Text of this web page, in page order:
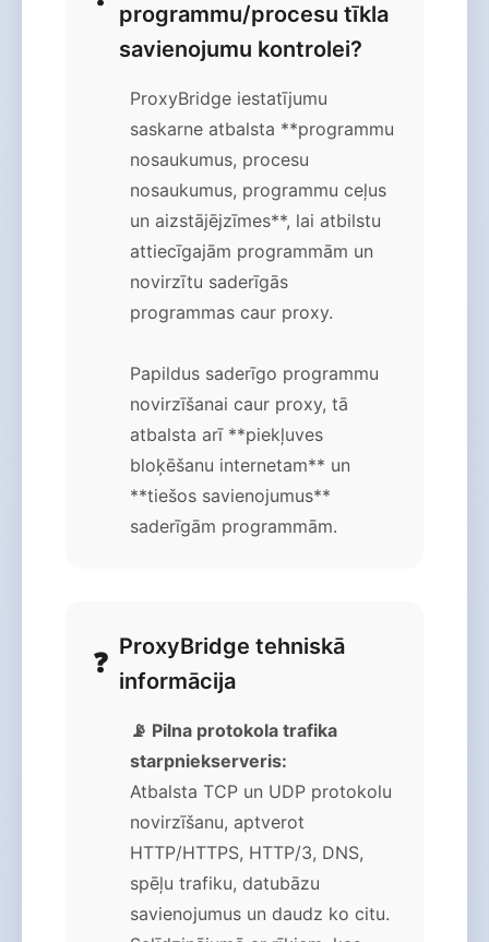
programmu/procesu tīkla
savienojumu kontrolei?
ProxyBridge iestatījumu
saskarne atbalsta **programmu
nosaukumus, procesu
nosaukumus, programmu ceļus
un aizstājējzīmes**, lai atbilstu
attiecīgajām programmām un
novirzītu saderīgās
programmas caur proxy.
Papildus saderīgo programmu
novirzīšanai caur proxy, tā
atbalsta arī **piekļuves
bloķēšanu internetam** un
**tiešos savienojumus**
saderīgām programmām.
ProxyBridge tehniskā
informācija
📡 Pilna protokola trafika
starpniekserveris:
Atbalsta TCP un UDP protokolu
novirzīšanu, aptverot
HTTP/HTTPS, HTTP/3, DNS,
spēļu trafiku, datubāzu
savienojumus un daudz ko citu.